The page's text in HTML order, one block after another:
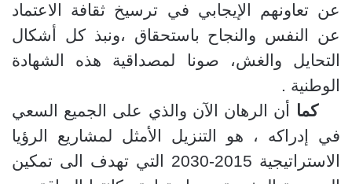
عن تعاونهم الإيجابي في ترسيخ ثقافة الاعتماد
عن النفس والنجاح باستحقاق ،ونبذ كل أشكال
التحايل والغش، صونا لمصداقية هذه الشهادة
الوطنية .
كما أن الرهان الآن والذي على الجميع السعي
في إدراكه ، هو التنزيل الأمثل لمشاريع الرؤيا
الاستراتيجية 2015-2030 التي تهدف الى تمكين